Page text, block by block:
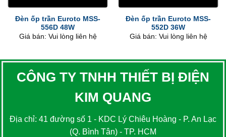
Đèn ốp trần Euroto MSS-
556D 48W
Giá bán: Vui lòng liên hệ
Đèn ốp trần Euroto MSS-
552D 36W
Giá bán: Vui lòng liên hệ
CÔNG TY TNHH THIẾT BỊ ĐIỆN
KIM QUANG
Địa chỉ: 41 đường số 1 - KDC Lý Chiêu Hoàng - P. An Lạc
(Q. Bình Tân) - TP. HCM